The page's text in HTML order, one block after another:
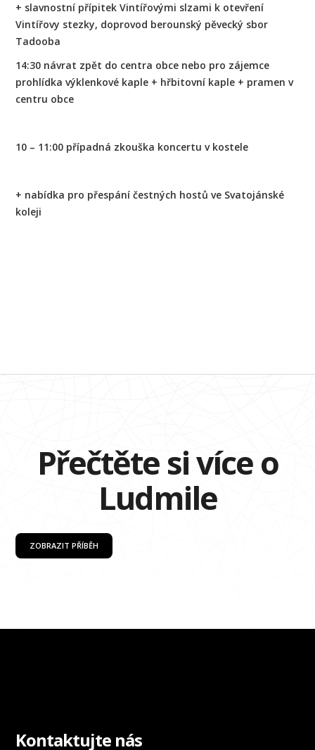
+ slavnostní přípitek Vintířovými slzami k otevření
Vintířovy stezky, doprovod berounský pěvecký sbor
Tadooba
14:30 návrat zpět do centra obce nebo pro zájemce
prohlídka výklenkové kaple + hřbitovní kaple + pramen v
centru obce
10 – 11:00 případná zkouška koncertu v kostele
+ nabídka pro přespání čestných hostů ve Svatojánské
koleji
Přečtěte si více o
Ludmile
ZOBRAZIT PŘÍBĚH
Kontaktujte nás